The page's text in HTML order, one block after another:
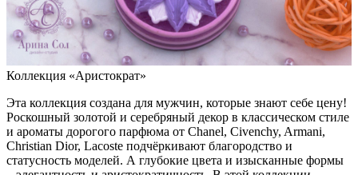
Коллекция «Аристократ»
Эта коллекция создана для мужчин, которые знают себе цену!
Роскошный золотой и серебряный декор в классическом стиле
и ароматы дорогого парфюма от Chanel, Civenchy, Armani,
Christian Dior, Lacoste подчёркивают благородство и
статусность моделей. А глубокие цвета и изысканные формы